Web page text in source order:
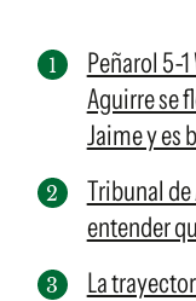
Peñarol 5-
Aguirre se
Jaime y es
Tribunal
entender
La